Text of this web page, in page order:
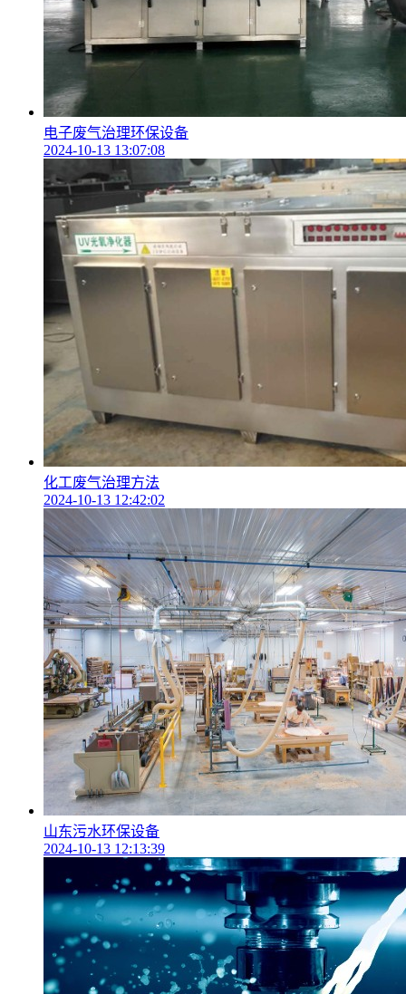
电子废气治理环保设备
2024-10-13 13:07:08
化工废气治理方法
2024-10-13 12:42:02
山东污水环保设备
2024-10-13 12:13:39